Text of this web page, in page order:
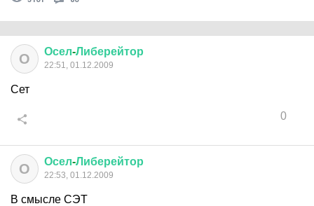
О Осел-Либерейтор
22:51, 01.12.2009
Сет
0
О Осел-Либерейтор
22:53, 01.12.2009
В смысле СЭТ